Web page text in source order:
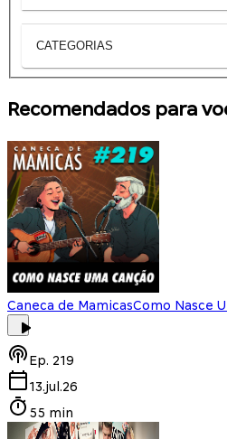
CATEGORIAS
Recomendados para
Caneca de MamicasComo Nasce
Ep. 219
13.jul.26
55 min